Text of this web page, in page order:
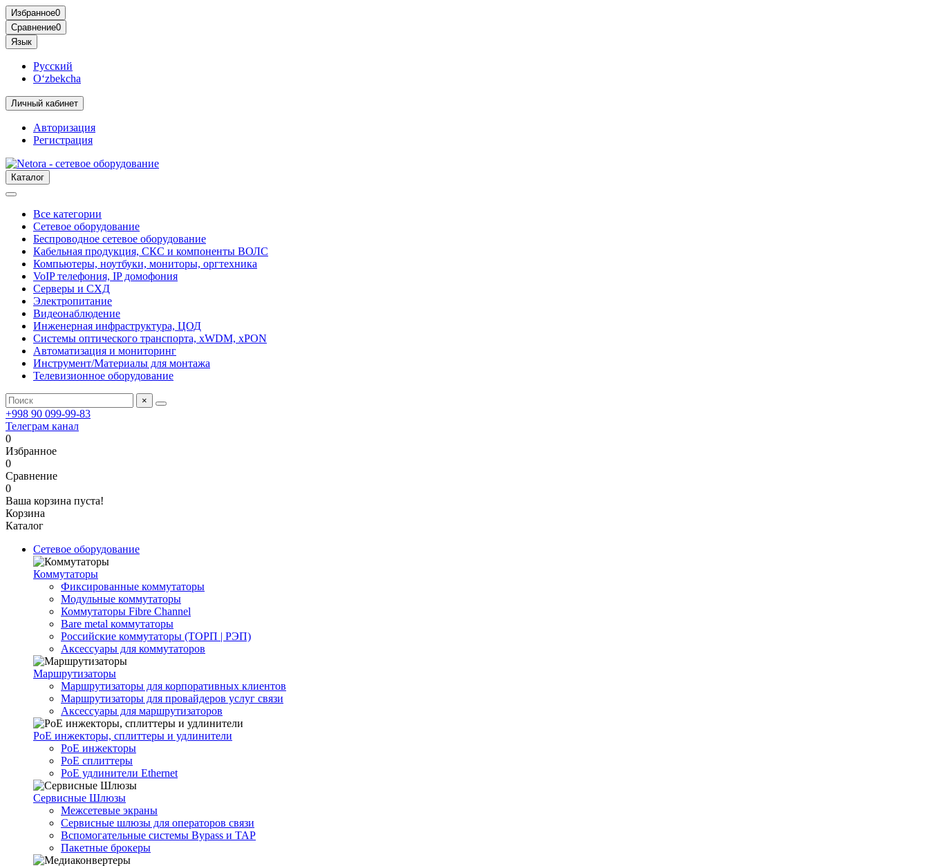
Избранное0
Сравнение0
Язык
Русский
O‘zbekcha
Личный кабинет
Авторизация
Регистрация
Каталог
Все категории
Сетевое оборудование
Беспроводное сетевое оборудование
Кабельная продукция, СКС и компоненты ВОЛС
Компьютеры, ноутбуки, мониторы, оргтехника
VoIP телефония, IP домофония
Серверы и СХД
Электропитание
Видеонаблюдение
Инженерная инфраструктура, ЦОД
Системы оптического транспорта, xWDM, xPON
Автоматизация и мониторинг
Инструмент/Материалы для монтажа
Телевизионное оборудование
×
+998 90 099-99-83
Телеграм канал
0
Избранное
0
Сравнение
0
Ваша корзина пуста!
Корзина
Каталог
Сетевое оборудование
Коммутаторы
Фиксированные коммутаторы
Модульные коммутаторы
Коммутаторы Fibre Channel
Bare metal коммутаторы
Российские коммутаторы (ТОРП | РЭП)
Аксессуары для коммутаторов
Маршрутизаторы
Маршрутизаторы для корпоративных клиентов
Маршрутизаторы для провайдеров услуг связи
Аксессуары для маршрутизаторов
PoE инжекторы, сплиттеры и удлинители
PoE инжекторы
PoE сплиттеры
PoE удлинители Ethernet
Сервисные Шлюзы
Межсетевые экраны
Сервисные шлюзы для операторов связи
Вспомогательные системы Bypass и TAP
Пакетные брокеры